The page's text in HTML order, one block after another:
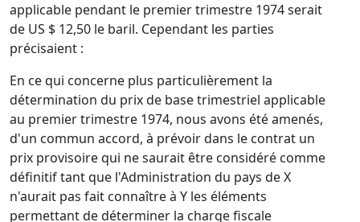
applicable pendant le premier trimestre 1974 serait
de US $ 12,50 le baril. Cependant les parties
précisaient :
En ce qui concerne plus particulièrement la
détermination du prix de base trimestriel applicable
au premier trimestre 1974, nous avons été amenés,
d'un commun accord, à prévoir dans le contrat un
prix provisoire qui ne saurait être considéré comme
définitif tant que l'Administration du pays de X
n'aurait pas fait connaître à Y les éléments
permettant de déterminer la charge fiscale